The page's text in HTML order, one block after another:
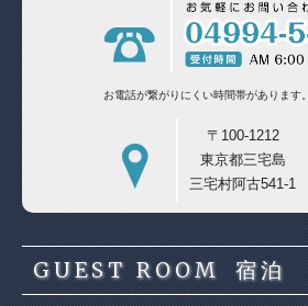
お電話が繋がりにくい時間帯があります。
〒100-1212
東京都三宅島
三宅村阿古541-1
GUEST ROOM 宿泊